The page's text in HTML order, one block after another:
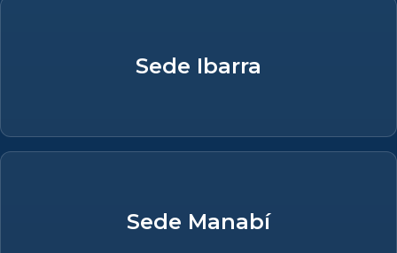
Sede Ibarra
Sede Manabí